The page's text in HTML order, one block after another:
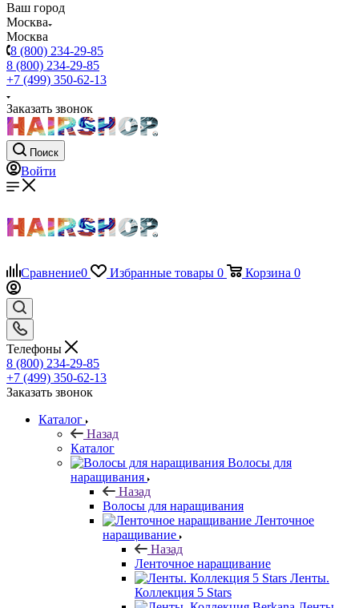
Ваш город
Москва
Москва
8 (800) 234-29-85
8 (800) 234-29-85
+7 (499) 350-62-13
Заказать звонок
Поиск
Войти
Сравнение0 Избранные товары 0 Корзина 0
Телефоны
8 (800) 234-29-85
+7 (499) 350-62-13
Заказать звонок
Каталог
Назад
Каталог
Волосы для
наращивания
Назад
Волосы для наращивания
Ленточное
наращивание
Назад
Ленточное наращивание
Ленты.
Коллекция 5 Stars